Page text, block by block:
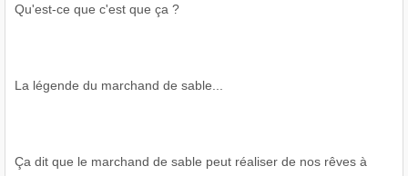
Qu'est-ce que c'est que ça ?
La légende du marchand de sable...
Ça dit que le marchand de sable peut réaliser de nos rêves à